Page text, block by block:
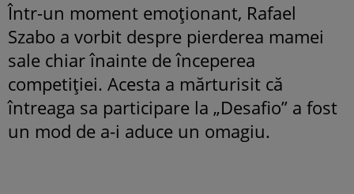
Într-un moment emoționant, Rafael
Szabo a vorbit despre pierderea mamei
sale chiar înainte de începerea
competiției. Acesta a mărturisit că
întreaga sa participare la „Desafio” a fost
un mod de a-i aduce un omagiu.